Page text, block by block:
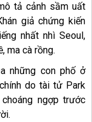
tả cảnh sầm uất
giả chứng kiến
nhất nhì Seoul,
ma cà rồng.
những con phố ở
do tài tử Park
ngợp trước